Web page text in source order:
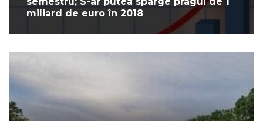
miliard de euro în 2018